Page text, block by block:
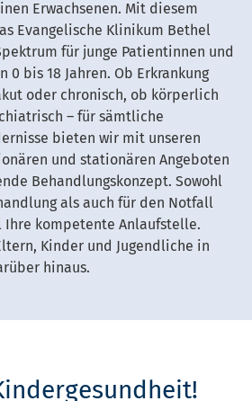
Erwachsenen. Mit diesem
Evangelische Klinikum Bethel
für junge Patientinnen und
0 bis 18 Jahren. Ob Erkrankung
oder chronisch, ob körperlich
– für sämtliche
bieten wir mit unseren
und stationären Angeboten
Behandlungskonzept. Sowohl
als auch für den Notfall
kompetente Anlaufstelle.
Kinder und Jugendliche in
hinaus.